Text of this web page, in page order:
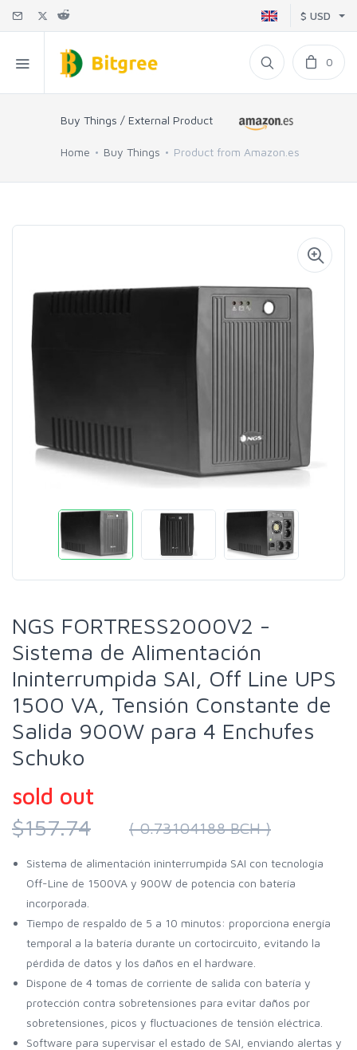
$ USD
0
Buy Things / External Product
Home Buy Things Product from Amazon.es
NGS FORTRESS2000V2 -
Sistema de Alimentación
Ininterrumpida SAI, Off Line UPS
1500 VA, Tensión Constante de
Salida 900W para 4 Enchufes
Schuko
sold out
$157.74
( 0.73104188 BCH )
Sistema de alimentación ininterrumpida SAI con tecnología
Off-Line de 1500VA y 900W de potencia con batería
incorporada.
Tiempo de respaldo de 5 a 10 minutos: proporciona energía
temporal a la batería durante un cortocircuito, evitando la
pérdida de datos y los daños en el hardware.
Dispone de 4 tomas de corriente de salida con batería y
protección contra sobretensiones para evitar daños por
sobretensiones, picos y fluctuaciones de tensión eléctrica.
Software para supervisar el estado de SAI, enviando alertas y